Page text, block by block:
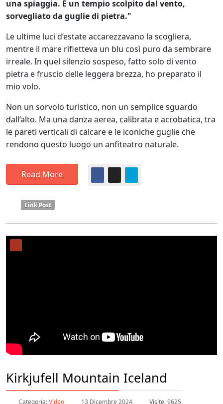
una spiaggia. È un tempio scolpito dal vento,
sorvegliato da guglie di pietra."
Le ultime luci d’estate accarezzavano la scogliera,
mentre il mare rifletteva un blu così puro da sembrare
irreale. In quel silenzio sospeso, fatto solo di vento
pietra e fruscio delle leggera brezza, ho preparato il
mio volo.
Non un sorvolo turistico, non un semplice sguardo
dall’alto. Ma una danza aerea, calibrata e acrobatica, tra
le pareti verticali di calcare e le iconiche guglie che
rendono questo luogo un anfiteatro naturale.
Read More
Link Post
Kirkjufell Mountain Iceland
Categoria:Video 13 Dicembre 2024 Visite: 9625